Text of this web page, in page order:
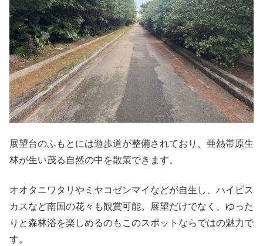
展望台のふもとには遊歩道が整備されており、亜熱帯原生
林が生い茂る自然の中を散策できます。
オオタニワタリやミヤコゼンマイなどが自生し、ハイビス
カスなど南国の花々も観賞可能。展望だけでなく、ゆった
りと森林浴を楽しめるのもこのスポットならではの魅力で
す。